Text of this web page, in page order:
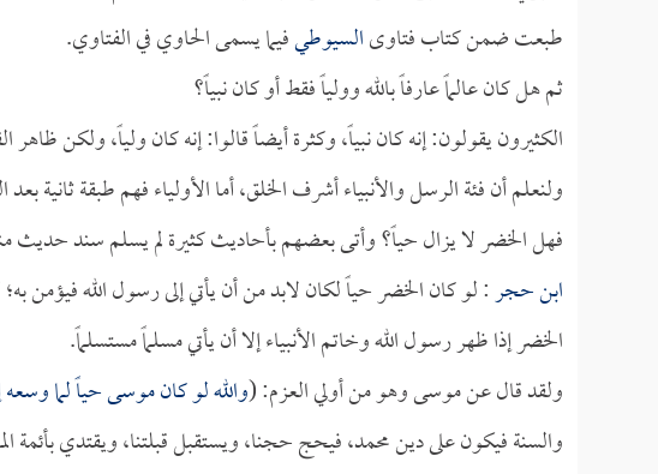
طبعت ضمن كتاب فتاوىالسيوطيفيما يسمى الحاوي في الفتاوي.
ثم هل كان عالماً عارفاً بالله وولياً فقط أو كان نبياً؟
الكثيرون يقولون: إنه كان نبياً، وكثرة أيضاً قالوا: إنه كان ولياً، ولكن ظاهر
ولنعلم أن فئة الرسل والأنبياء أشرف الخلق، أما الأولياء فهم طبقة ثانية
فهل الخضر لا يزال حياً؟ وأتى بعضهم بأحاديث كثيرة لم يسلم سند حديث
ابن حجر: لو كان الخضر حياً لكان لابد من أن يأتي إلى رسول الله فيؤمن
الخضر إذا ظهر رسول الله وخاتم الأنبياء إلا أن يأتي مسلماً مستسلماً.
ولقد قال عن موسى وهو من أولي العزم: (والله لو كان موسى حياً لما وسعه
والسنة فيكون على دين محمد، فيحج حجنا، ويستقبل قبلتنا، ويقتدي بأئمة